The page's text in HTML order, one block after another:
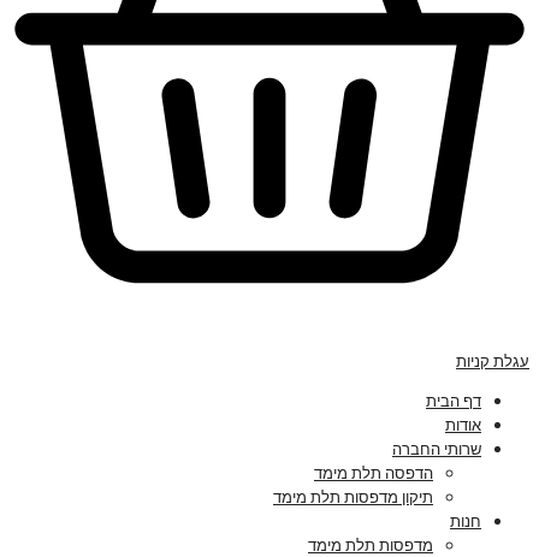
עגלת קניות
דף הבית
אודות
שרותי החברה
הדפסה תלת מימד
תיקון מדפסות תלת מימד
חנות
מדפסות תלת מימד